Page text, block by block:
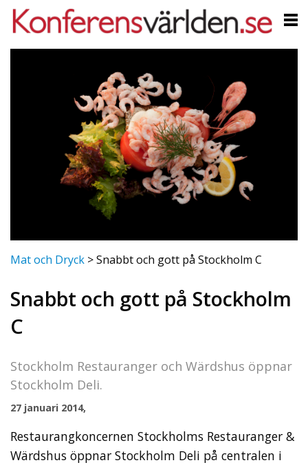
Mat och Dryck >Snabbt och gott på Stockholm C
Snabbt och gott på Stockholm
C
Stockholm Restauranger och Wärdshus öppnar
Stockholm Deli.
27 januari 2014,
Restaurangkoncernen Stockholms Restauranger &
Wärdshus öppnar Stockholm Deli på centralen i